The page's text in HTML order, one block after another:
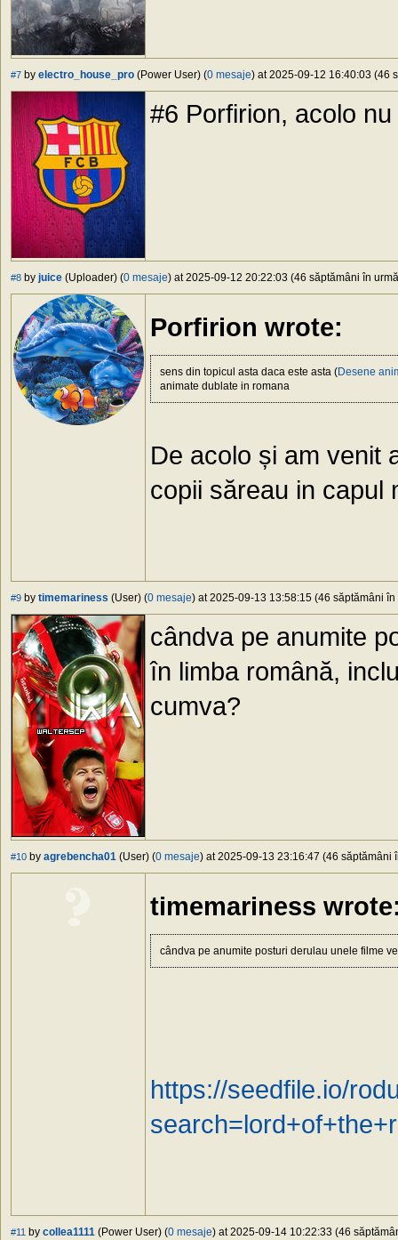
#7 by electro_house_pro (Power User) (0 mesaje) at 2025-09-12 16:40:03 (46
#6 Porfirion, acolo
#8 by juice (Uploader) (0 mesaje) at 2025-09-12 20:22:03 (46 săptămâni în
Porfirion wrote:
sens din topicul asta daca este asta (Desene
animate dublate in romana
De acolo și am venit
copii săreau in capul
#9 by timemariness (User) (0 mesaje) at 2025-09-13 13:58:15 (46 săptămâni în
cândva pe anumite
în limba română,
cumva?
#10 by agrebencha01 (User) (0 mesaje) at 2025-09-13 23:16:47 (46 săptămâni
timemariness
cândva pe anumite posturi derulau unele filme
https://seedfile.io/
#11 by collea1111 (Power User) (0 mesaje) at 2025-09-14 10:22:33 (46